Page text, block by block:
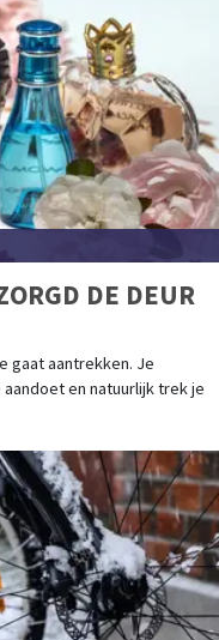
DE DEUR
gaat aantrekken. Je
en natuurlijk trek je